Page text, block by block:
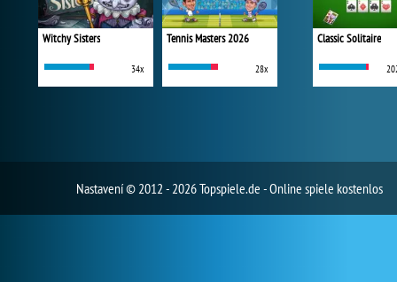
Witchy Sisters
34x
Tennis Masters 2026
28x
Classic Solitaire
Nastavení© 2012 - 2026 Topspiele.de - Online spiele kostenlos